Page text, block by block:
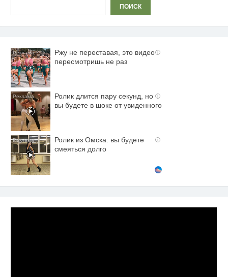
ПОИСК
i
Ржу не переставая, это видео
пересмотришь не раз
i
Ролик длится пару секунд, но
вы будете в шоке от увиденного
i
Ролик из Омска: вы будете
смеяться долго